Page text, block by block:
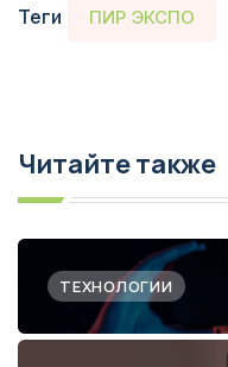
Теги ПИР ЭКСПО
Читайте также
ТЕХНОЛОГИИ